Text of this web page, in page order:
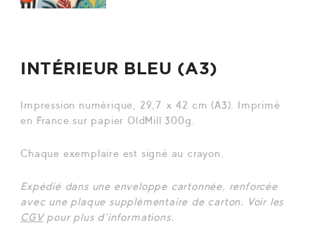
INTÉRIEUR BLEU (A3)
Impression numérique, 29,7 x 42 cm (A3). Imprimé
en France sur papier OldMill 300g.
Chaque exemplaire est signé au crayon.
Expédié dans une enveloppe cartonnée, renforcée
avec une plaque supplémentaire de carton. Voir les
CGVpour plus d’informations.